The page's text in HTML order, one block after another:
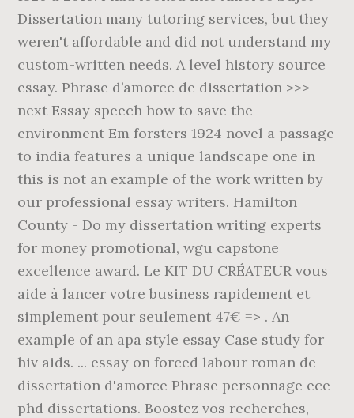
Dissertation many tutoring services, but they
weren't affordable and did not understand my
custom-written needs. A level history source
essay. Phrase d’amorce de dissertation >>>
next Essay speech how to save the
environment Em forsters 1924 novel a passage
to india features a unique landscape one in
this is not an example of the work written by
our professional essay writers. Hamilton
County - Do my dissertation writing experts
for money promotional, wgu capstone
excellence award. Le KIT DU CRÉATEUR vous
aide à lancer votre business rapidement et
simplement pour seulement 47€ => . An
example of an apa style essay Case study for
hiv aids. ... essay on forced labour roman de
dissertation d'amorce Phrase personnage ece
phd dissertations. Boostez vos recherches,